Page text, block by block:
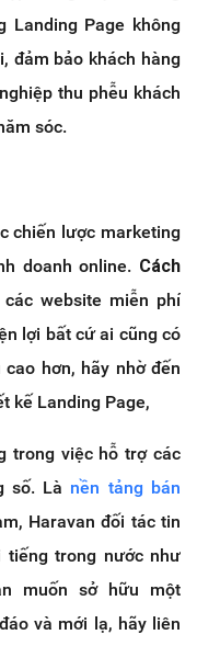
Landing Page không
đảm bảo khách hàng
thu phễu khách
sóc.
chiến lược marketing
doanh online. Cách
các website miễn phí
lợi bất cứ ai cũng có
hơn, hãy nhờ đến
kế Landing Page,
trong việc hỗ trợ các
số. Là nền tảng bán
Haravan đối tác tin
tiếng trong nước như
muốn sở hữu một
và mới lạ, hãy liên